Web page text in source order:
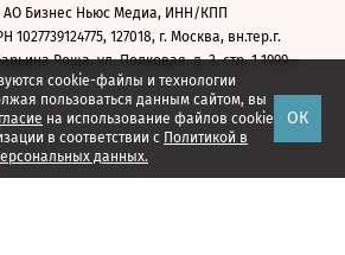
cookie-файлы и технологии
пользоваться данным сайтом, вы
на использование файлов cookie
в соответствии с Политикой в
данных.
ОК
Бизнес Ньюс Медиа, ИНН/КПП
1027739124775, 127018, г. Москва, вн.тер.г.
Роща, ул. Полковая, д. 3, стр. 1 1999—